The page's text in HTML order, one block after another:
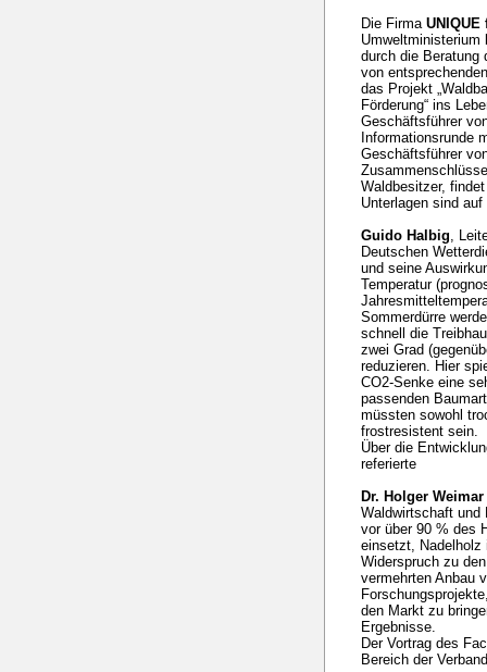
Die Firma
Umweltministerium
durch die Beratung
von
das Projekt
Förderung“ ins
Geschäftsführer
Informationsrunde
Geschäftsführer
Waldbesitzer,
Unterlagen sind
Guido Halbig ,
Deutschen
und seine
Temperatur
Sommerdürre
schnell die
zwei Grad
reduzieren. Hier
CO2-Senke eine
passenden
müssten sowohl
frostresistent sein.
Über die
referierte
Dr. Holger Weimar
Waldwirtschaft
vor über 90 % des
einsetzt,
Widerspruch zu
vermehrten Anbau
den Markt zu
Ergebnisse.
Der Vortrag des
Bereich der